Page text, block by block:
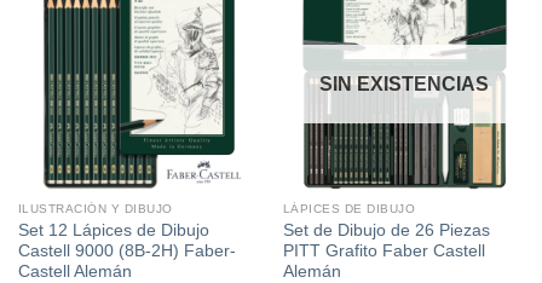
Añadir
a la
lista de
deseos
ILUSTRACIÓN Y DIBUJO
Set 12 Lápices de Dibujo
Castell 9000 (8B-2H) Faber-
Castell Alemán
a la
lista de
deseos
SIN EXISTENCIAS
LÁPICES DE DIBUJO
Set de Dibujo de 26 Piezas
PITT Grafito Faber Castell
Alemán